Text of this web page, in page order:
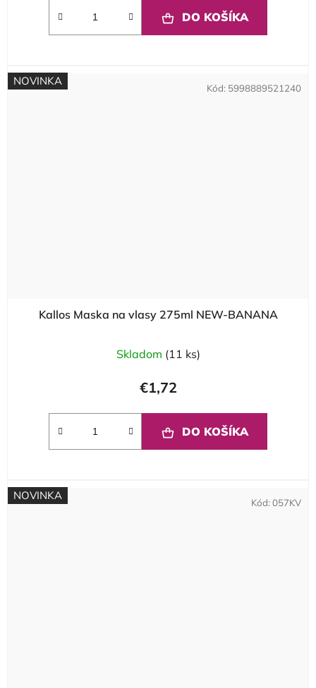
DO KOŠÍKA
NOVINKA
Kallos Maska na vlasy 275ml NEW-BANANA
Skladom (11 ks)
€1,72
DO KOŠÍKA
Kód: 5998889521240
NOVINKA
Kód: 057KV